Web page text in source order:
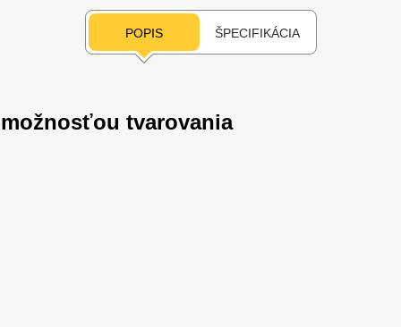
POPIS ŠPECIFIKÁCIA
tvarovania